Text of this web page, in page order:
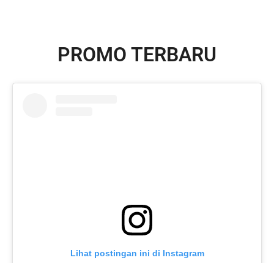
PROMO TERBARU
Lihat postingan ini di Instagram